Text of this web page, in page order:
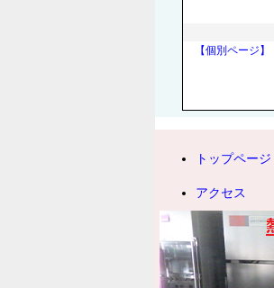
【個別ページ】
トップページ
アクセス